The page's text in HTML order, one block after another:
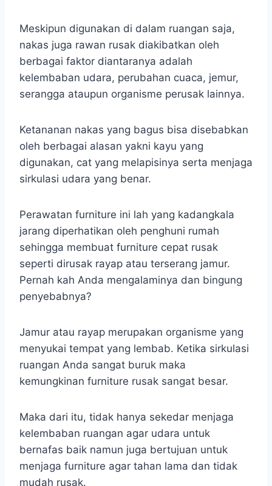
Meskipun digunakan di dalam ruangan saja,
nakas juga rawan rusak diakibatkan oleh
berbagai faktor diantaranya adalah
kelembaban udara, perubahan cuaca, jemur,
serangga ataupun organisme perusak lainnya.
Ketananan nakas yang bagus bisa disebabkan
oleh berbagai alasan yakni kayu yang
digunakan, cat yang melapisinya serta menjaga
sirkulasi udara yang benar.
Perawatan furniture ini lah yang kadangkala
jarang diperhatikan oleh penghuni rumah
sehingga membuat furniture cepat rusak
seperti dirusak rayap atau terserang jamur.
Pernah kah Anda mengalaminya dan bingung
penyebabnya?
Jamur atau rayap merupakan organisme yang
menyukai tempat yang lembab. Ketika sirkulasi
ruangan Anda sangat buruk maka
kemungkinan furniture rusak sangat besar.
Maka dari itu, tidak hanya sekedar menjaga
kelembaban ruangan agar udara untuk
bernafas baik namun juga bertujuan untuk
menjaga furniture agar tahan lama dan tidak
mudah rusak.